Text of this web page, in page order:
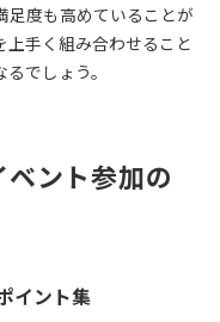
足度も高めていることが
手く組み合わせること
でしょう。
ント参加の
イント集